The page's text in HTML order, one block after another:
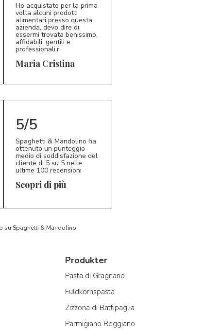
MC 5/5
Ho acquistato per la prima
volta alcuni prodotti
alimentari presso questa
azienda, devo dire di
essermi trovata benissimo,
affidabili, gentili e
professionali.r
Maria Cristina
5/5
Spaghetti & Mandolino ha
ottenuto un punteggio
medio di soddisfazione del
cliente di 5 su 5 nelle
ultime 100 recensioni
Scopri di più
su Spaghetti & Mandolino
Produkter
Pasta di Gragnano
Fuldkornspasta
Zizzona di Battipaglia
Parmigiano Reggiano